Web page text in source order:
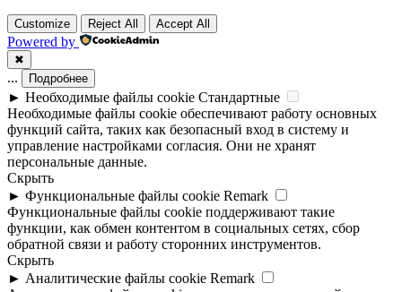
Customize Reject All Accept All
Powered by
✖
... Подробнее
► Необходимые файлы cookie Стандартные
Необходимые файлы cookie обеспечивают работу основных
функций сайта, таких как безопасный вход в систему и
управление настройками согласия. Они не хранят
персональные данные.
Скрыть
► Функциональные файлы cookie Remark
Функциональные файлы cookie поддерживают такие
функции, как обмен контентом в социальных сетях, сбор
обратной связи и работу сторонних инструментов.
Скрыть
► Аналитические файлы cookie Remark